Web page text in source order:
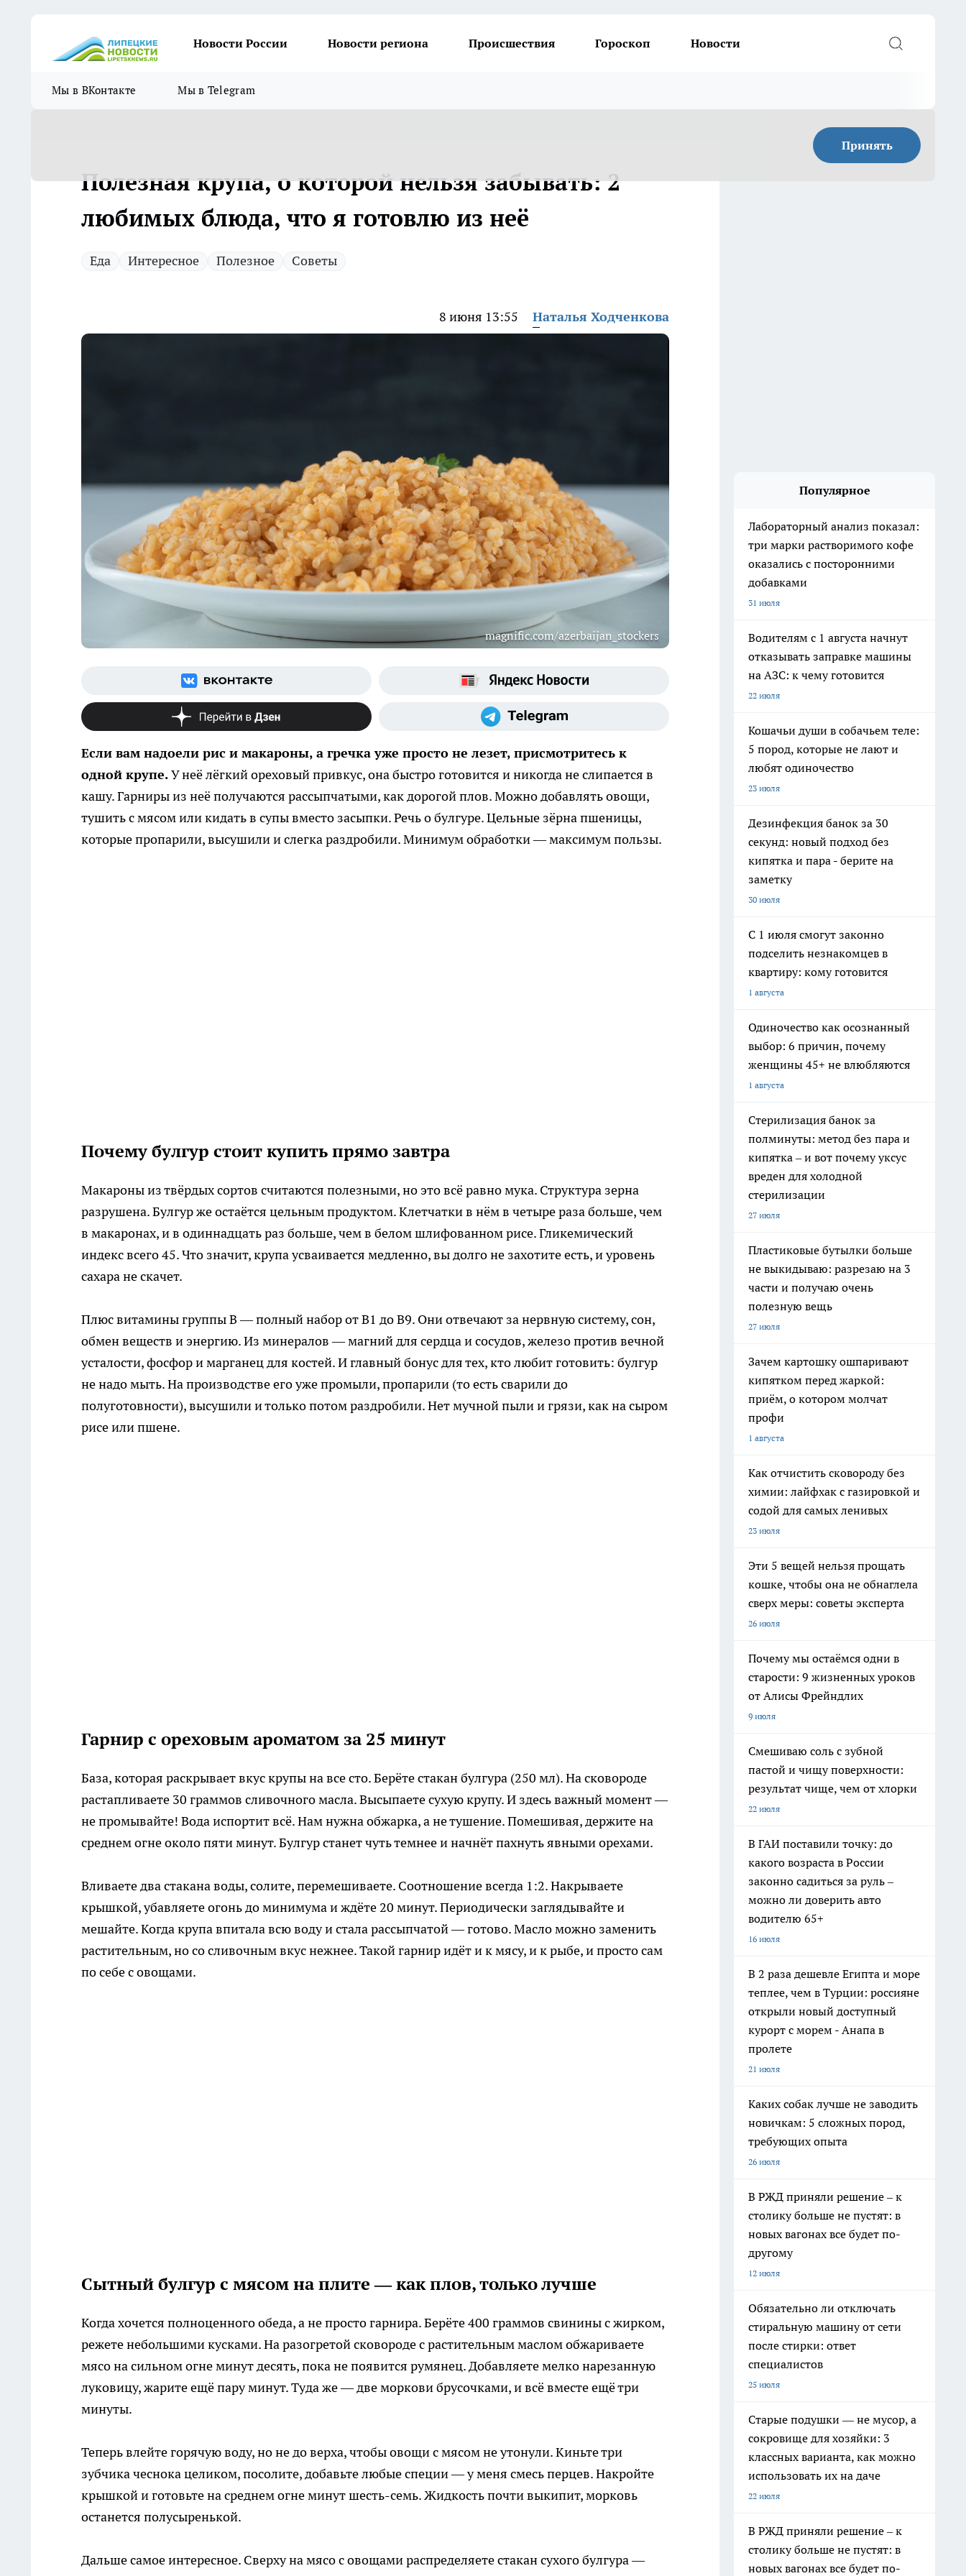
Новости России Новости региона Происшествия Гороскоп Новости
Мы в ВКонтакте Мы в Telegram
Принять
Полезная крупа, о которой нельзя забывать: 2
любимых блюда, что я готовлю из неё
Еда Интересное Полезное Советы
8 июня 13:55 Наталья Ходченкова
magnific.com/azerbaijan_stockers
Если вам надоели рис и макароны, а гречка уже просто не лезет, присмотритесь к
одной крупе.У неё лёгкий ореховый привкус, она быстро готовится и никогда не слипается в
кашу. Гарниры из неё получаются рассыпчатыми, как дорогой плов. Можно добавлять овощи,
тушить с мясом или кидать в супы вместо засыпки. Речь о булгуре. Цельные зёрна пшеницы,
которые пропарили, высушили и слегка раздробили. Минимум обработки — максимум пользы.
Почему булгур стоит купить прямо завтра
Макароны из твёрдых сортов считаются полезными, но это всё равно мука. Структура зерна
разрушена. Булгур же остаётся цельным продуктом. Клетчатки в нём в четыре раза больше, чем
в макаронах, и в одиннадцать раз больше, чем в белом шлифованном рисе. Гликемический
индекс всего 45. Что значит, крупа усваивается медленно, вы долго не захотите есть, и уровень
сахара не скачет.
Плюс витамины группы B — полный набор от B1 до B9. Они отвечают за нервную систему, сон,
обмен веществ и энергию. Из минералов — магний для сердца и сосудов, железо против вечной
усталости, фосфор и марганец для костей. И главный бонус для тех, кто любит готовить: булгур
не надо мыть. На производстве его уже промыли, пропарили (то есть сварили до
полуготовности), высушили и только потом раздробили. Нет мучной пыли и грязи, как на сыром
рисе или пшене.
Гарнир с ореховым ароматом за 25 минут
База, которая раскрывает вкус крупы на все сто. Берёте стакан булгура (250 мл). На сковороде
растапливаете 30 граммов сливочного масла. Высыпаете сухую крупу. И здесь важный момент —
не промывайте! Вода испортит всё. Нам нужна обжарка, а не тушение. Помешивая, держите на
среднем огне около пяти минут. Булгур станет чуть темнее и начнёт пахнуть явными орехами.
Вливаете два стакана воды, солите, перемешиваете. Соотношение всегда 1:2. Накрываете
крышкой, убавляете огонь до минимума и ждёте 20 минут. Периодически заглядывайте и
мешайте. Когда крупа впитала всю воду и стала рассыпчатой — готово. Масло можно заменить
растительным, но со сливочным вкус нежнее. Такой гарнир идёт и к мясу, и к рыбе, и просто сам
по себе с овощами.
Сытный булгур с мясом на плите — как плов, только лучше
Когда хочется полноценного обеда, а не просто гарнира. Берёте 400 граммов свинины с жирком,
режете небольшими кусками. На разогретой сковороде с растительным маслом обжариваете
мясо на сильном огне минут десять, пока не появится румянец. Добавляете мелко нарезанную
луковицу, жарите ещё пару минут. Туда же — две моркови брусочками, и всё вместе ещё три
минуты.
Теперь влейте горячую воду, но не до верха, чтобы овощи с мясом не утонули. Киньте три
зубчика чеснока целиком, посолите, добавьте любые специи — у меня смесь перцев. Накройте
крышкой и готовьте на среднем огне минут шесть-семь. Жидкость почти выкипит, морковь
останется полусыренькой.
Дальше самое интересное. Сверху на мясо с овощами распределяете стакан сухого булгура —
Популярное
Лабораторный анализ показал:
три марки растворимого кофе
оказались с посторонними
добавками
31 июля
Водителям с 1 августа начнут
отказывать заправке машины
на АЗС: к чему готовится
22 июля
Кошачьи души в собачьем теле:
5 пород, которые не лают и
любят одиночество
23 июля
Дезинфекция банок за 30
секунд: новый подход без
кипятка и пара - берите на
заметку
30 июля
С 1 июля смогут законно
подселить незнакомцев в
квартиру: кому готовится
1 августа
Одиночество как осознанный
выбор: 6 причин, почему
женщины 45+ не влюбляются
1 августа
Стерилизация банок за
полминуты: метод без пара и
кипятка – и вот почему уксус
вреден для холодной
стерилизации
27 июля
Пластиковые бутылки больше
не выкидываю: разрезаю на 3
части и получаю очень
полезную вещь
27 июля
Зачем картошку ошпаривают
кипятком перед жаркой:
приём, о котором молчат
профи
1 августа
Как отчистить сковороду без
химии: лайфхак с газировкой и
содой для самых ленивых
23 июля
Эти 5 вещей нельзя прощать
кошке, чтобы она не обнаглела
сверх меры: советы эксперта
26 июля
Почему мы остаёмся одни в
старости: 9 жизненных уроков
от Алисы Фрейндлих
9 июля
Смешиваю соль с зубной
пастой и чищу поверхности:
результат чище, чем от хлорки
22 июля
В ГАИ поставили точку: до
какого возраста в России
законно садиться за руль –
можно ли доверить авто
водителю 65+
16 июля
В 2 раза дешевле Египта и море
теплее, чем в Турции: россияне
открыли новый доступный
курорт с морем - Анапа в
пролете
21 июля
Каких собак лучше не заводить
новичкам: 5 сложных пород,
требующих опыта
26 июля
В РЖД приняли решение – к
столику больше не пустят: в
новых вагонах все будет по-
другому
12 июля
Обязательно ли отключать
стиральную машину от сети
после стирки: ответ
специалистов
25 июля
Старые подушки — не мусор, а
сокровище для хозяйки: 3
классных варианта, как можно
использовать их на даче
22 июля
В РЖД приняли решение – к
столику больше не пустят: в
новых вагонах все будет по-